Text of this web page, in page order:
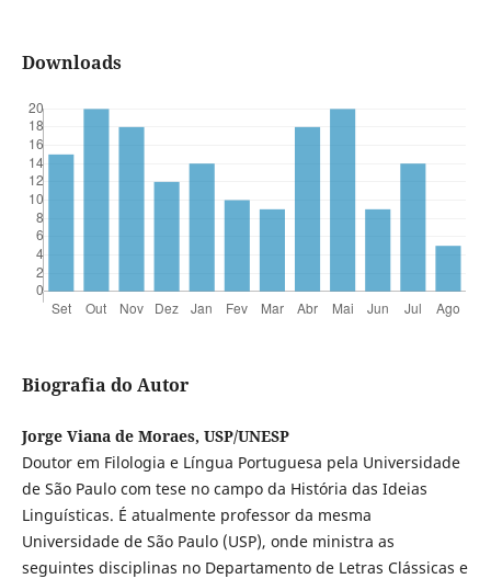
Downloads
Biografia do Autor
Jorge Viana de Moraes, USP/UNESP
Doutor em Filologia e Língua Portuguesa pela Universidade
de São Paulo com tese no campo da História das Ideias
Linguísticas. É atualmente professor da mesma
Universidade de São Paulo (USP), onde ministra as
seguintes disciplinas no Departamento de Letras Clássicas e